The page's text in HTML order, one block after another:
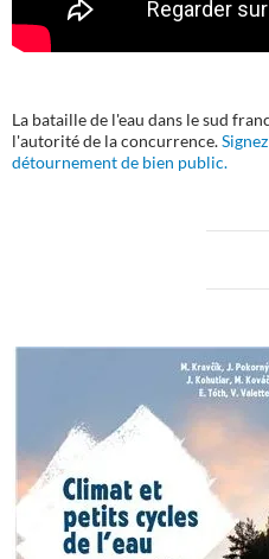
La bataille de l'eau dans le sud
l'autorité de la concurrence.
détournement de bien public.